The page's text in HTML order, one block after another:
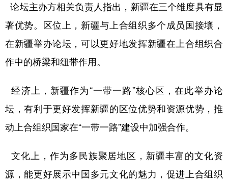
论坛主办方相关负责人指出，新疆在三个维度具有显
著优势。区位上，新疆与上合组织多个成员国接壤，
在新疆举办论坛，可以更好地发挥新疆在上合组织合
作中的桥梁和纽带作用。
经济上，新疆作为“一带一路”核心区，在此举办论
坛，有利于更好发挥新疆的区位优势和资源优势，推
动上合组织国家在“一带一路”建设中加强合作。
文化上，作为多民族聚居地区，新疆丰富的文化资
源，能更好展示中国多元文化的魅力，促进上合组织